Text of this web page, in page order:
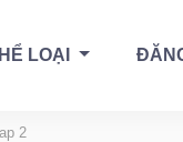
LOẠI
2